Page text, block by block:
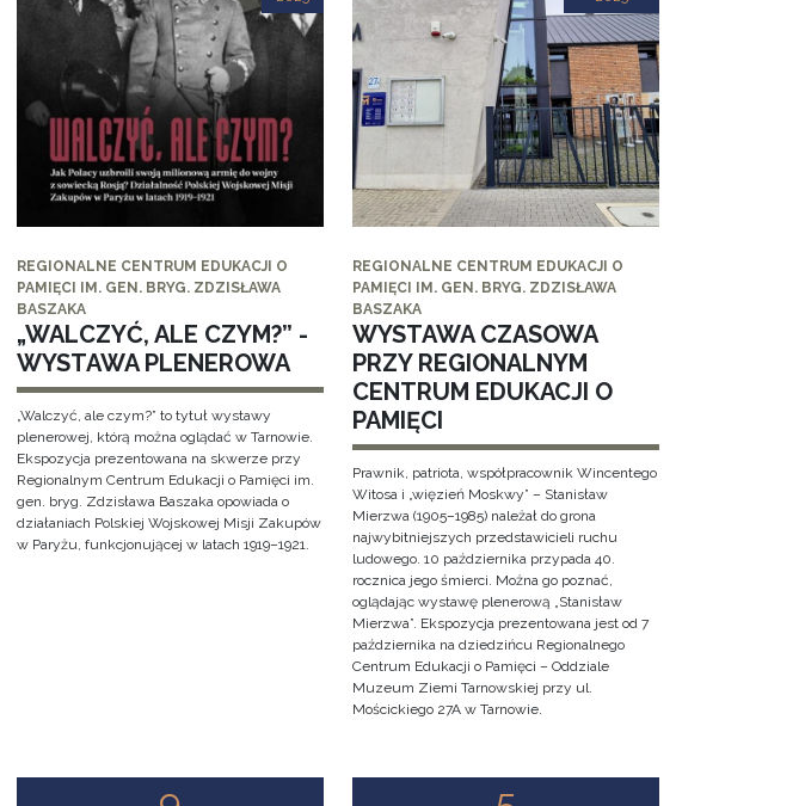
REGIONALNE CENTRUM EDUKACJI O
PAMIĘCI IM. GEN. BRYG. ZDZISŁAWA
BASZAKA
„WALCZYĆ, ALE CZYM?” -
WYSTAWA PLENEROWA
„Walczyć, ale czym?” to tytuł wystawy
plenerowej, którą można oglądać w Tarnowie.
Ekspozycja prezentowana na skwerze przy
Regionalnym Centrum Edukacji o Pamięci im.
gen. bryg. Zdzisława Baszaka opowiada o
działaniach Polskiej Wojskowej Misji Zakupów
w Paryżu, funkcjonującej w latach 1919–1921.
REGIONALNE CENTRUM EDUKACJI O
PAMIĘCI IM. GEN. BRYG. ZDZISŁAWA
BASZAKA
WYSTAWA CZASOWA
PRZY REGIONALNYM
CENTRUM EDUKACJI O
PAMIĘCI
Prawnik, patriota, współpracownik Wincentego
Witosa i „więzień Moskwy” – Stanisław
Mierzwa (1905–1985) należał do grona
najwybitniejszych przedstawicieli ruchu
ludowego. 10 października przypada 40.
rocznica jego śmierci. Można go poznać,
oglądając wystawę plenerową „Stanisław
Mierzwa”. Ekspozycja prezentowana jest od 7
października na dziedzińcu Regionalnego
Centrum Edukacji o Pamięci – Oddziale
Muzeum Ziemi Tarnowskiej przy ul.
Mościckiego 27A w Tarnowie.